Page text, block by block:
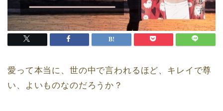
愛って本当に、世の中で言われるほど、キレイで尊
い、よいものなのだろうか？